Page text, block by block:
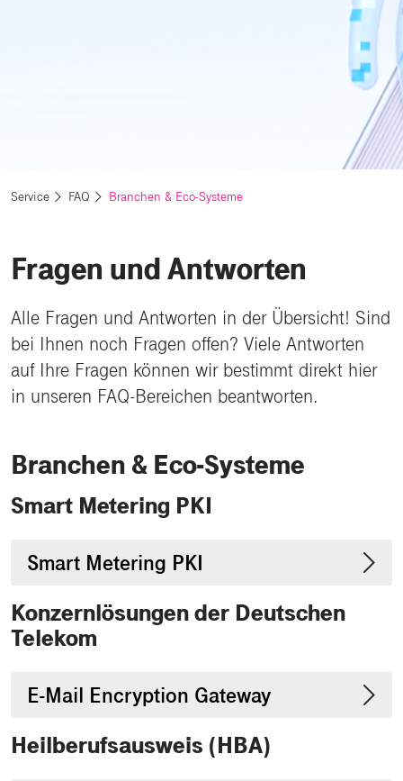
Service FAQ Branchen & Eco-Systeme
Fragen und Antworten
Alle Fragen und Antworten in der Übersicht! Sind
bei Ihnen noch Fragen offen? Viele Antworten
auf Ihre Fragen können wir bestimmt direkt hier
in unseren FAQ-Bereichen beantworten.
Branchen & Eco-Systeme
Smart Metering PKI
Smart Metering PKI
Konzernlösungen der Deutschen
Telekom
E-Mail Encryption Gateway
Heilberufsausweis (HBA)